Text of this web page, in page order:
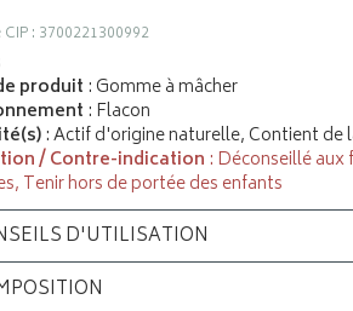
: 3700221300992
produit : Gomme à mâcher
: Flacon
: Actif d'origine naturelle, Contient de
/ Contre-indication : Déconseillé aux
Tenir hors de portée des enfants
D'UTILISATION